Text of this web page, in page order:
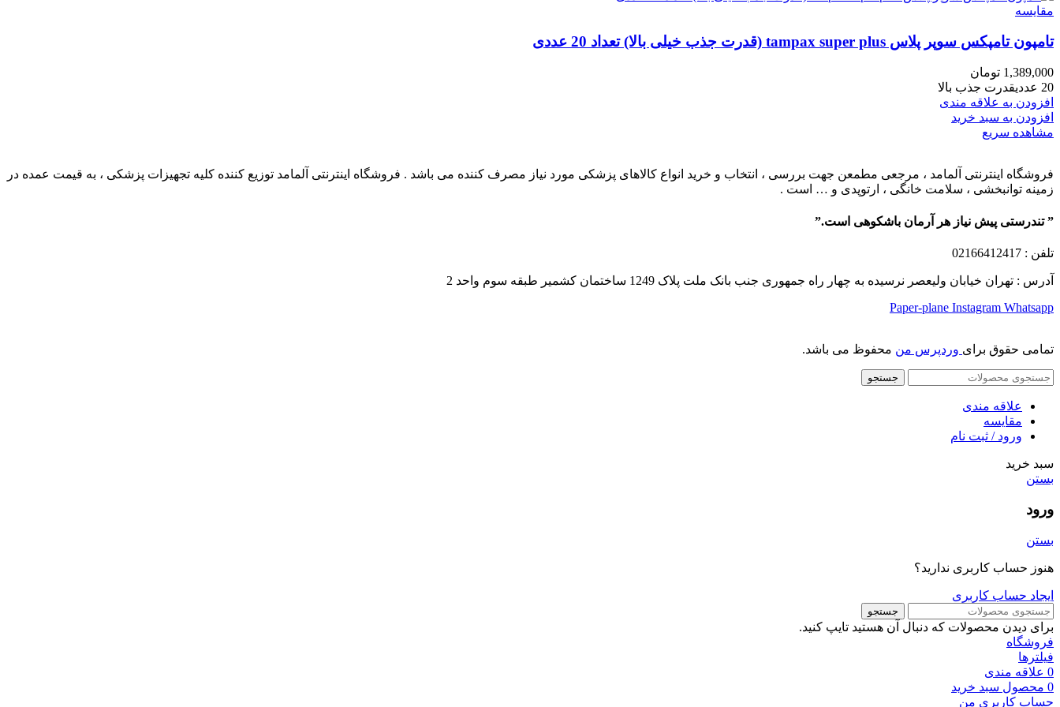
مقایسه
تامپون تامپکس سوپر پلاس tampax super plus (قدرت جذب خیلی بالا) تعداد 20 عددی
1,389,000 تومان
20 عددیقدرت جذب بالا
افزودن به علاقه مندی
افزودن به سبد خرید
مشاهده سریع
فروشگاه اینترنتی آلمامد ، مرجعی مطمعن جهت بررسی ، انتخاب و خرید انواع کالاهای پزشکی مورد نیاز مصرف کننده می باشد . فروشگاه اینترنتی آلمامد توزیع کننده کلیه تجهیزات پزشکی ، به قیمت عمده در
زمینه توانبخشی ، سلامت خانگی ، ارتوپدی و … است .
” تندرستی پیش نیاز هر آرمان باشکوهی است.”
تلفن : 02166412417
آدرس : تهران خیابان ولیعصر نرسیده به چهار راه جمهوری جنب بانک ملت پلاک 1249 ساختمان کشمیر طبقه سوم واحد 2
Paper-plane Instagram Whatsapp
تمامی حقوق برای وردپرس من محفوظ می باشد.
جستجو
علاقه مندی
مقایسه
ورود / ثبت نام
سبد خرید
بستن
ورود
بستن
هنوز حساب کاربری ندارید؟
ایجاد حساب کاربری
جستجو
برای دیدن محصولات که دنبال آن هستید تایپ کنید.
فروشگاه
فیلترها
0 علاقه مندی
0 محصول سبد خرید
حساب کاربری من